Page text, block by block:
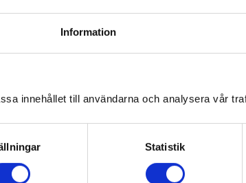
Information
innehållet till användarna och analysera vår
Statistik